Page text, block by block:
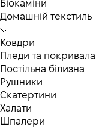
Біокаміни
Домашній текстиль
Ковдри
Пледи та покривала
Постільна білизна
Рушники
Скатертини
Халати
Шпалери